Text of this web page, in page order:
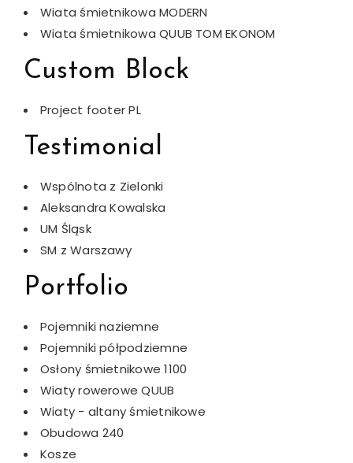
Wiata śmietnikowa MODERN
Wiata śmietnikowa QUUB TOM EKONOM
Custom Block
Project footer PL
Testimonial
Wspólnota z Zielonki
Aleksandra Kowalska
UM Śląsk
SM z Warszawy
Portfolio
Pojemniki naziemne
Pojemniki półpodziemne
Osłony śmietnikowe 1100
Wiaty rowerowe QUUB
Wiaty - altany śmietnikowe
Obudowa 240
Kosze